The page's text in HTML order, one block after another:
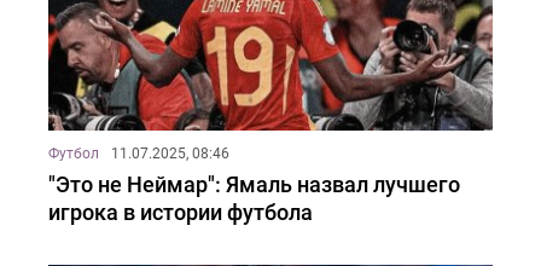
Футбол 11.07.2025, 08:46
"Это не Неймар": Ямаль назвал лучшего
игрока в истории футбола